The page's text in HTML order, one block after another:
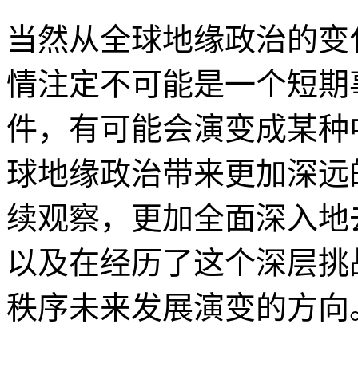
当然从全球地缘政治的
情注定不可能是一个短
件，有可能会演变成某
球地缘政治带来更加深
续观察，更加全面深入
以及在经历了这个深层
秩序未来发展演变的方向